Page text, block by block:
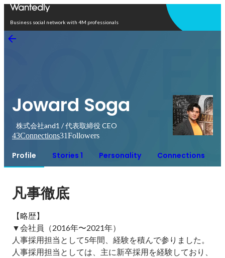
Business social network with 4M professionals
Joward Soga
株式会社and1 / 代表取締役 CEO
43Connections31Followers
Profile Stories 1 Personality Connections
凡事徹底
【略歴】
▼会社員（2016年〜2021年）
人事採用担当として5年間、経験を積んで参りました。
人事採用担当としては、主に新卒採用を経験しており、